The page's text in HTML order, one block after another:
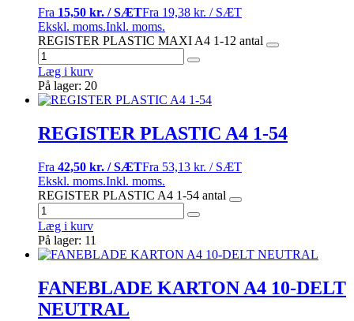
Fra 15,50 kr. / SÆTFra 19,38 kr. / SÆT
Ekskl. moms.Inkl. moms.
REGISTER PLASTIC MAXI A4 1-12 antal
Læg i kurv
På lager: 20
REGISTER PLASTIC A4 1-54
Fra 42,50 kr. / SÆTFra 53,13 kr. / SÆT
Ekskl. moms.Inkl. moms.
REGISTER PLASTIC A4 1-54 antal
Læg i kurv
På lager: 11
FANEBLADE KARTON A4 10-DELT
NEUTRAL